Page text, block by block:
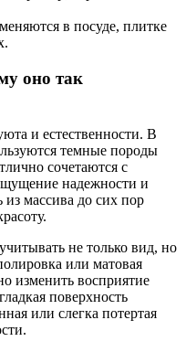
в посуде, плитке
оно так
и естественности. В
темные породы
сочетаются с
надежности и
из массива до сих пор
не только вид, но
или матовая
изменить восприятие
поверхность
или слегка потертая